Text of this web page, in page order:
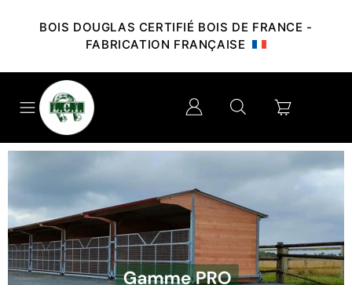
BOIS DOUGLAS CERTIFIÉ BOIS DE FRANCE -
FABRICATION FRANÇAISE